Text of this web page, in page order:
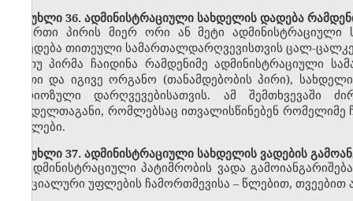
მუხლი 36. ადმინისტრაციული სახდელის დადება
ერთი პირის მიერ ორი ან მეტი ადმინისტრაციული
დაედება თითეული სამართალდარღვევისთვის ცალ-
თუ პირმა ჩაიდინა რამდენიმე ადმინისტრაციული
ერთი და იგივე ორგანო (თანამდებობის პირი),
სერიოზული დარღვევებისათვის. ამ
სახდელთაგანი, რომლებსაც ითვალისწინებენ
მუხლები.
მუხლი 37. ადმინისტრაციული სახდელის ვადების
ადმინისტრაციული პატიმრობის ვადა
სპეციალური უფლების ჩამორთმევისა – წლებით, თვეებით